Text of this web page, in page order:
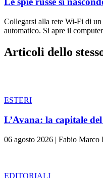
Collegarsi alla rete Wi-Fi di
automatico. Si apre il
Articoli dello
ESTERI
L’Avana: la capitale
06 agosto 2026 | Fabio Marco
EDITORIALI